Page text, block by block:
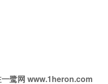
鹭网 www.1heron.com